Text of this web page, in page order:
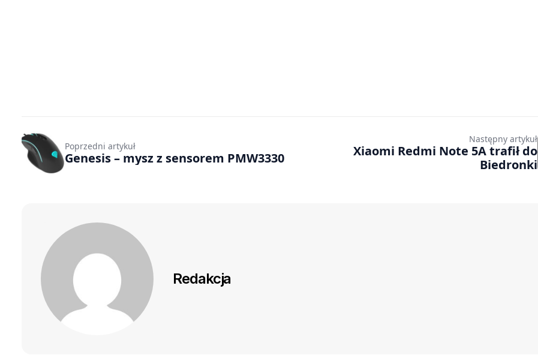
Poprzedni artykuł
Genesis – mysz z sensorem PMW3330
Następny artykuł
Xiaomi Redmi Note 5A trafił do
Biedronki
Redakcja